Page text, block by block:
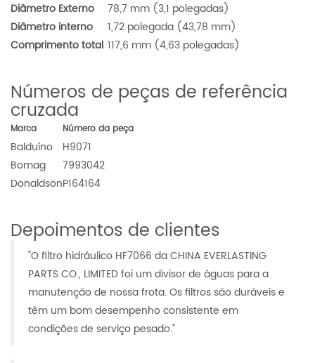
Diâmetro Externo
78,7 mm (3,1 polegadas)
Diâmetro interno
1,72 polegada (43,78 mm)
Comprimento total 117,6 mm (4,63 polegadas)
Números de peças de referência
cruzada
Marca Número da peça
Balduíno
H9071
Bomag
7993042
DonaldsonP164164
Depoimentos de clientes
"O filtro hidráulico HF7066 da CHINA EVERLASTING
PARTS CO., LIMITED foi um divisor de águas para a
manutenção de nossa frota. Os filtros são duráveis ​​e
têm um bom desempenho consistente em
condições de serviço pesado."